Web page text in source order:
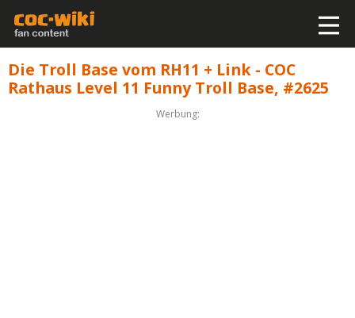
Die Troll Base vom RH11 + Link - COC
Rathaus Level 11 Funny Troll Base, #2625
Werbung: